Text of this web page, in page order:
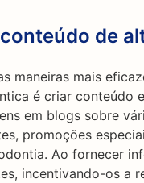
de
maneiras mais
é criar conteúdo
em blogs sobre
promoções
Ao fornecer
incentivando-os a